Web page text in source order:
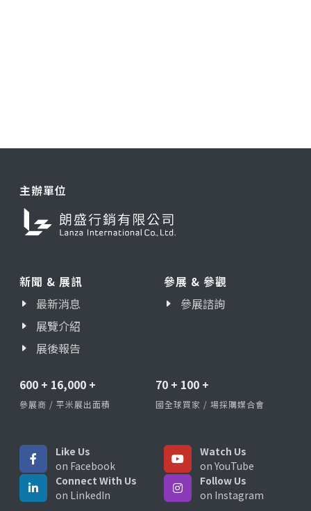
主辦單位
新聞 & 展訊
最新消息
展覽介紹
展後報告
參展 & 參觀
參展諮詢
600 + 16,000 +
參展商 / 平米展出面積
70 + 100 +
國全球買家 / 場採購媒合會
Like Us
on Facebook
Watch Us
on YouTube
Connect With Us
on LinkedIn
Follow Us
on Instagram